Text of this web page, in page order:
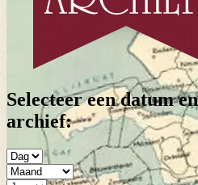
Selecteer een datum
archief: